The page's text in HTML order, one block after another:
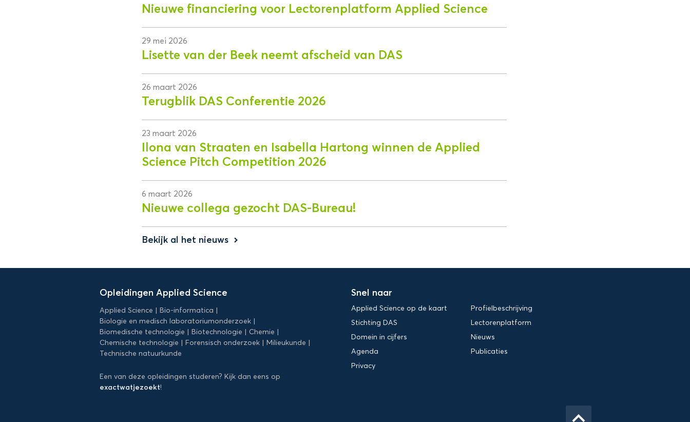
Nieuwe financiering voor Lectorenplatform Applied Science
29 mei 2026
Lisette van der Beek neemt afscheid van DAS
26 maart 2026
Terugblik DAS Conferentie 2026
23 maart 2026
Ilona van Straaten en Isabella Hartong winnen de Applied
Science Pitch Competition 2026
6 maart 2026
Nieuwe collega gezocht DAS-Bureau!
Bekijk al het nieuws keyboard_arrow_right
Opleidingen Applied Science
Applied Science
Bio-informatica
Biologie en medisch laboratoriumonderzoek
Biomedische technologie
Biotechnologie
Chemie
Chemische technologie
Forensisch onderzoek
Milieukunde
Technische natuurkunde
Een van deze opleidingen studeren? Kijk dan eens op
exactwatjezoekt!
Snel naar
Applied Science op de kaart
Profielbeschrijving
Stichting DAS
Lectorenplatform
Domein in cijfers
Nieuws
Agenda
Publicaties
Privacy